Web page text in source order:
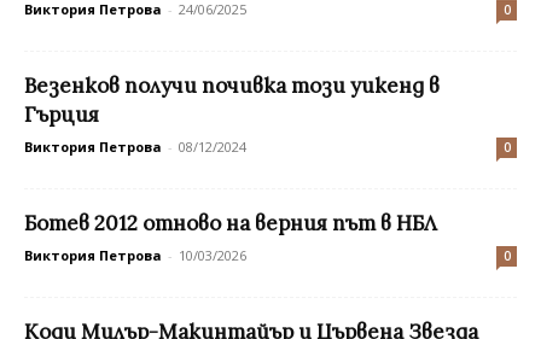
Виктория Петрова - 24/06/2025 0
Везенков получи почивка този уикенд в
Гърция
Виктория Петрова - 08/12/2024 0
Ботев 2012 отново на верния път в НБЛ
Виктория Петрова - 10/03/2026 0
Коди Милър-Макинтайър и Цървена Звезда